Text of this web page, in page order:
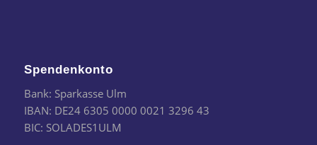
Spendenkonto
Bank: Sparkasse Ulm
IBAN: DE24 6305 0000 0021 3296 43
BIC: SOLADES1ULM